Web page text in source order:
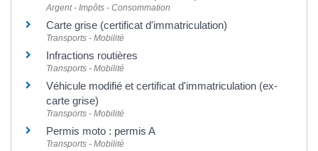
Argent - Impôts - Consommation
Carte grise (certificat d'immatriculation)
Transports - Mobilité
Infractions routières
Transports - Mobilité
Véhicule modifié et certificat d'immatriculation (ex-
carte grise)
Transports - Mobilité
Permis moto : permis A
Transports - Mobilité